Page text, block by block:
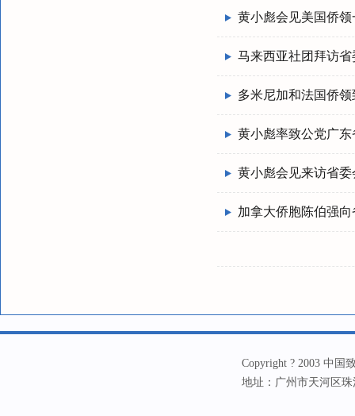
黄小彪会见美国侨领
马来西亚社团拜访省
多米尼加和法国侨
黄小彪率致公党广
黄小彪会见来访省
加拿大侨胞陈伯强
Copyright ? 2003 中国
地址：广州市天河区